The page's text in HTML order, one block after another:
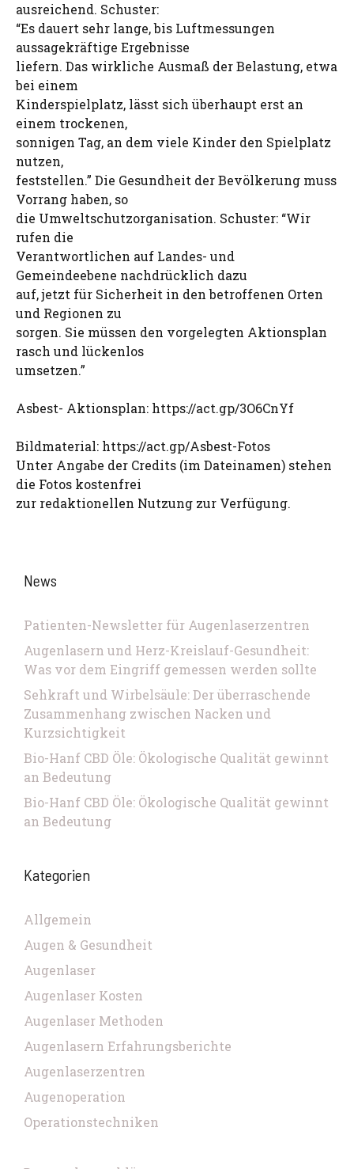
ausreichend. Schuster:
“Es dauert sehr lange, bis Luftmessungen
aussagekräftige Ergebnisse
liefern. Das wirkliche Ausmaß der Belastung, etwa
bei einem
Kinderspielplatz, lässt sich überhaupt erst an
einem trockenen,
sonnigen Tag, an dem viele Kinder den Spielplatz
nutzen,
feststellen.” Die Gesundheit der Bevölkerung muss
Vorrang haben, so
die Umweltschutzorganisation. Schuster: “Wir
rufen die
Verantwortlichen auf Landes- und
Gemeindeebene nachdrücklich dazu
auf, jetzt für Sicherheit in den betroffenen Orten
und Regionen zu
sorgen. Sie müssen den vorgelegten Aktionsplan
rasch und lückenlos
umsetzen.”
Asbest- Aktionsplan: https://act.gp/3O6CnYf
Bildmaterial: https://act.gp/Asbest-Fotos
Unter Angabe der Credits (im Dateinamen) stehen
die Fotos kostenfrei
zur redaktionellen Nutzung zur Verfügung.
News
Patienten-Newsletter für Augenlaserzentren
Augenlasern und Herz-Kreislauf-Gesundheit:
Was vor dem Eingriff gemessen werden sollte
Sehkraft und Wirbelsäule: Der überraschende
Zusammenhang zwischen Nacken und
Kurzsichtigkeit
Bio-Hanf CBD Öle: Ökologische Qualität gewinnt
an Bedeutung
Bio-Hanf CBD Öle: Ökologische Qualität gewinnt
an Bedeutung
Kategorien
Allgemein
Augen & Gesundheit
Augenlaser
Augenlaser Kosten
Augenlaser Methoden
Augenlasern Erfahrungsberichte
Augenlaserzentren
Augenoperation
Operationstechniken